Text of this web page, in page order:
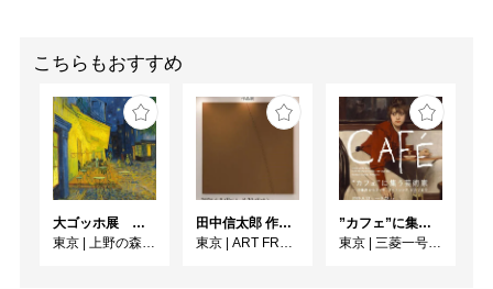
こちらもおすすめ
大ゴッホ展 夜のカフェテラス
東京
上野の森美術館
田中信太郎 作品展
東京
ART FRONT GALLERY
”カフェ”に集う芸術家 ー印象派からゴッホ、ロートレック、ピカソまで
東京
三菱一号館美術館